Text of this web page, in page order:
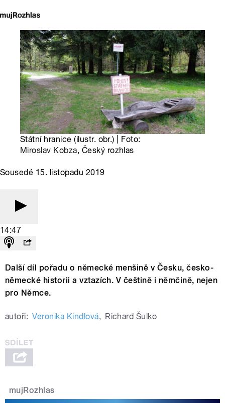
Státní hranice (ilustr. obr.) | Foto:
Miroslav Kobza, Český rozhlas
Sousedé 15. listopadu 2019
14:47
Další díl pořadu o německé menšině v Česku, česko-
německé historii a vztazích. V češtině i němčině, nejen
pro Němce.
autoři: Veronika Kindlová, Richard Šulko
mujRozhlas